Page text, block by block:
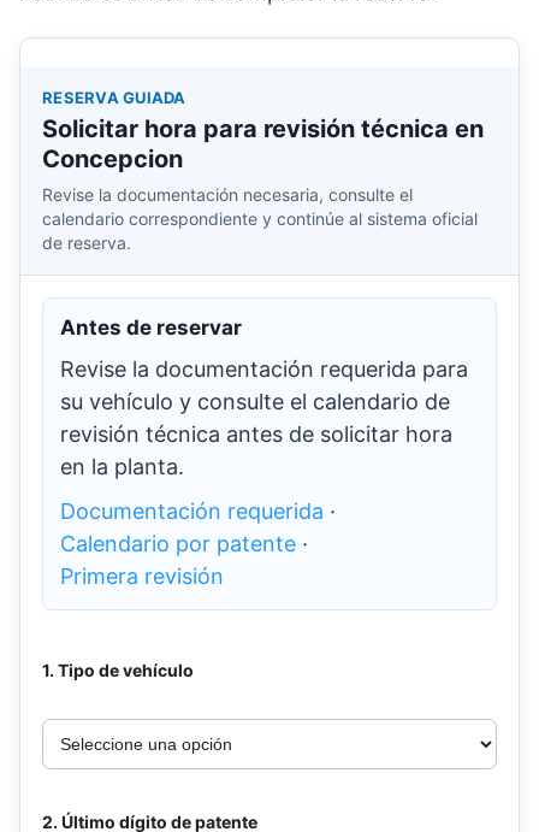
RESERVA GUIADA
Solicitar hora para revisión técnica en
Concepcion
Revise la documentación necesaria, consulte el
calendario correspondiente y continúe al sistema oficial
de reserva.
Antes de reservar
Revise la documentación requerida para
su vehículo y consulte el calendario de
revisión técnica antes de solicitar hora
en la planta.
Documentación requerida ·
Calendario por patente ·
Primera revisión
1. Tipo de vehículo
2. Último dígito de patente